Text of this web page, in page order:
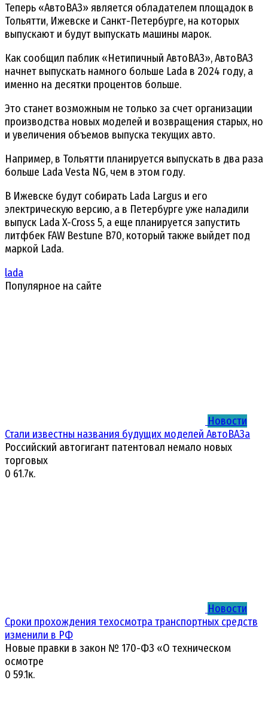
Теперь «АвтоВАЗ» является обладателем площадок в
Тольятти, Ижевске и Санкт-Петербурге, на которых
выпускают и будут выпускать машины марок.
Как сообщил паблик «Нетипичный АвтоВАЗ», АвтоВАЗ
начнет выпускать намного больше Lada в 2024 году, а
именно на десятки процентов больше.
Это станет возможным не только за счет организации
производства новых моделей и возвращения старых, но
и увеличения объемов выпуска текущих авто.
Например, в Тольятти планируется выпускать в два раза
больше Lada Vesta NG, чем в этом году.
В Ижевске будут собирать Lada Largus и его
электрическую версию, а в Петербурге уже наладили
выпуск Lada X-Cross 5, а еще планируется запустить
литфбек FAW Bestune B70, который также выйдет под
маркой Lada.
lada
Популярное на сайте
Новости
Стали известны названия будущих моделей АвтоВАЗа
Российский автогигант патентовал немало новых
торговых
0 61.7к.
Новости
Сроки прохождения техосмотра транспортных средств
изменили в РФ
Новые правки в закон № 170-ФЗ «О техническом
осмотре
0 59.1к.